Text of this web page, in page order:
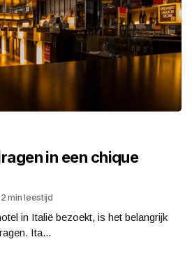
in een chique
2 min leestijd
in Italië bezoekt, is het belangrijk
Ita...